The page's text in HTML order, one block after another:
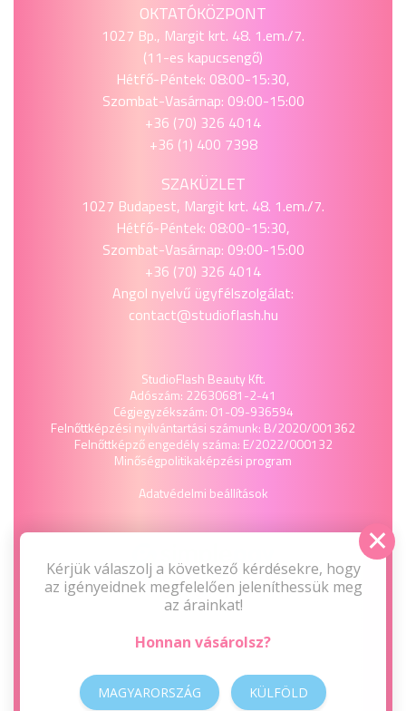
OKTATÓKÖZPONT
1027 Bp., Margit krt. 48. 1.em./7.
(11-es kapucsengő)
Hétfő-Péntek: 08:00-15:30,
Szombat-Vasárnap: 09:00-15:00
+36 (70) 326 4014
+36 (1) 400 7398
SZAKÜZLET
1027 Budapest, Margit krt. 48. 1.em./7.
Hétfő-Péntek: 08:00-15:30,
Szombat-Vasárnap: 09:00-15:00
+36 (70) 326 4014
Angol nyelvű ügyfélszolgálat:
contact@studioflash.hu
StudioFlash Beauty Kft.
Adószám: 22630681-2-41
Cégjegyzékszám: 01-09-936594
Felnőttképzési nyilvántartási számunk: B/2020/001362
Felnőttképző engedély száma: E/2022/000132
Minőségpolitikaképzési program
Adatvédelmi beállítások
Kérjük válaszolj a következő kérdésekre, hogy
az igényeidnek megfelelően jeleníthessük meg
az árainkat!
Honnan vásárolsz?
MAGYARORSZÁG KÜLFÖLD